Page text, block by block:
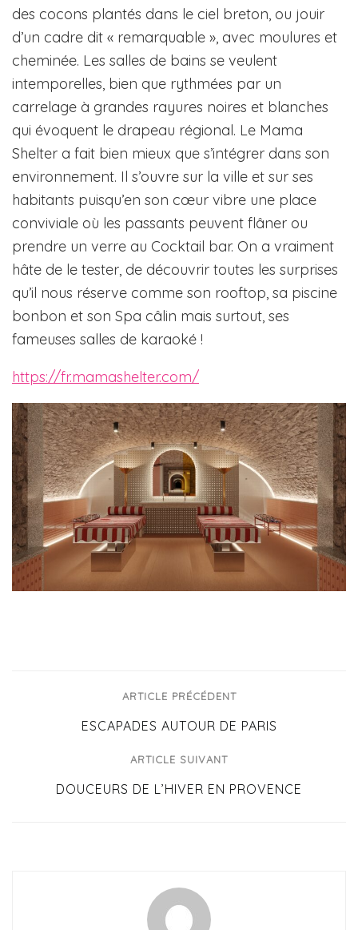
des cocons plantés dans le ciel breton, ou jouir
d’un cadre dit « remarquable », avec moulures et
cheminée. Les salles de bains se veulent
intemporelles, bien que rythmées par un
carrelage à grandes rayures noires et blanches
qui évoquent le drapeau régional. Le Mama
Shelter a fait bien mieux que s’intégrer dans son
environnement. Il s’ouvre sur la ville et sur ses
habitants puisqu’en son cœur vibre une place
conviviale où les passants peuvent flâner ou
prendre un verre au Cocktail bar. On a vraiment
hâte de le tester, de découvrir toutes les surprises
qu’il nous réserve comme son rooftop, sa piscine
bonbon et son Spa câlin mais surtout, ses
fameuses salles de karaoké !
https://fr.mamashelter.com/
ARTICLE PRÉCÉDENT
ESCAPADES AUTOUR DE PARIS
ARTICLE SUIVANT
DOUCEURS DE L’HIVER EN PROVENCE